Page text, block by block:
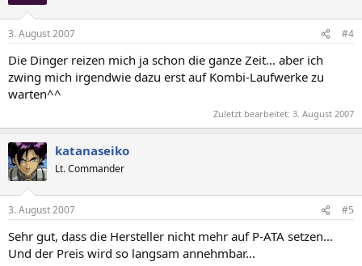
3. August 2007 #4
Die Dinger reizen mich ja schon die ganze Zeit... aber ich
zwing mich irgendwie dazu erst auf Kombi-Laufwerke zu
warten^^
Zuletzt bearbeitet: 3. August 2007
katanaseiko
Lt. Commander
3. August 2007 #5
Sehr gut, dass die Hersteller nicht mehr auf P-ATA setzen...
Und der Preis wird so langsam annehmbar...